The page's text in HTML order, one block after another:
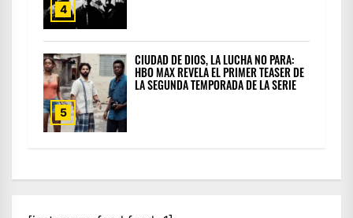
4
5
CIUDAD DE DIOS, LA LUCHA NO PARA:
HBO MAX REVELA EL PRIMER TEASER DE
LA SEGUNDA TEMPORADA DE LA SERIE